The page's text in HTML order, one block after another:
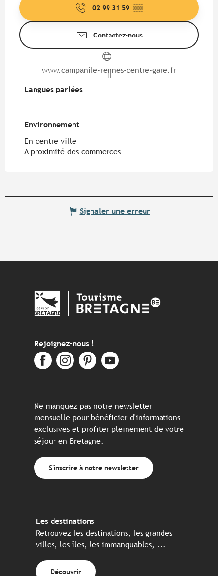
02 99 31 59 ▒▒
Contactez-nous
www.campanile-rennes-centre-gare.fr
Langues parlées
Langues parlées
Environnement
Environnement
En centre ville
A proximité des commerces
Signaler une erreur
Rejoignez-nous !
Ne manquez pas notre newsletter
mensuelle pour bénéficier d'informations
exclusives et profiter pleinement de votre
séjour en Bretagne.
S'inscrire à notre newsletter
Les destinations
Retrouvez les destinations, les grandes
villes, les îles, les immanquables, ...
Découvrir